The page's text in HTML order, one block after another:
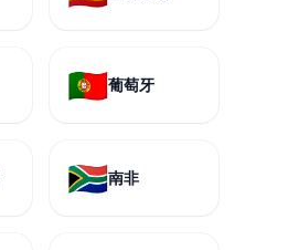
🇵🇹葡萄牙
🇿🇦南非